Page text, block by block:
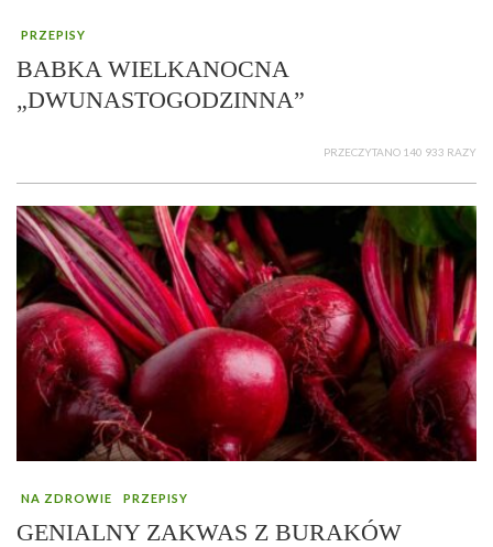
PRZEPISY
BABKA WIELKANOCNA
„DWUNASTOGODZINNA”
PRZECZYTANO 140 933 RAZY
NA ZDROWIE PRZEPISY
GENIALNY ZAKWAS Z BURAKÓW